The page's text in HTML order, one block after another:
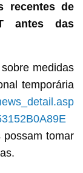
recentes de
antes das
medidas
temporária
tomar